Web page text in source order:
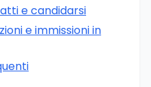
e candidarsi
e immissioni in